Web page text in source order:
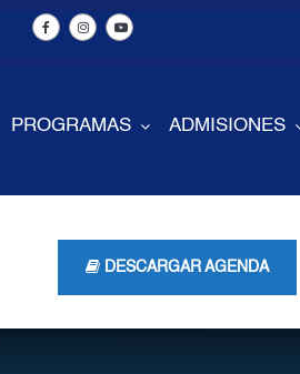
PROGRAMAS ADMISIONES
DESCARGAR AGENDA